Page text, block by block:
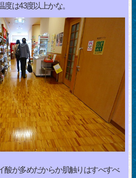
は43度以上かな。
酸が多めだからか肌触りはすべすべ